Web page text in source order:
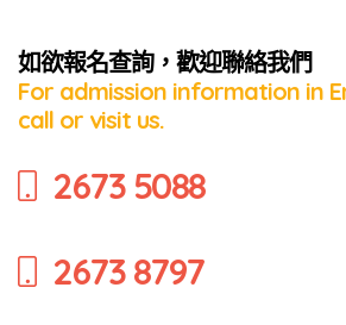
如欲報名查詢，歡迎聯絡我們
For admission information in
call or visit us.
2673 5088
2673 8797